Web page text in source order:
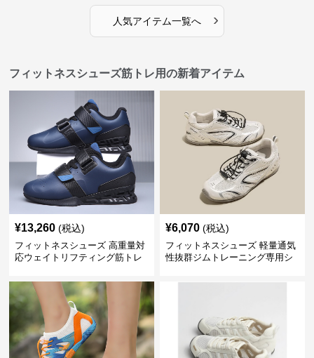
人気アイテム一覧へ ›
フィットネスシューズ筋トレ用の新着アイテム
¥13,260 (税込)
フィットネスシューズ 高重量対
応ウェイトリフティング筋トレ
¥6,070 (税込)
フィットネスシューズ 軽量通気
性抜群ジムトレーニング専用シ